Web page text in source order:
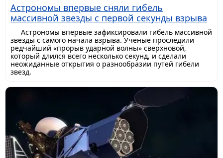
Астрономы впервые сняли гибель
массивной звезды с первой секунды взрыва
Астрономы впервые зафиксировали гибель массивной
звезды с самого начала взрыва. Ученые проследили
редчайший «прорыв ударной волны» сверхновой,
который длился всего несколько секунд, и сделали
неожиданные открытия о разнообразии путей гибели
звезд.